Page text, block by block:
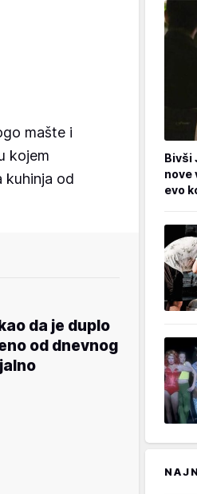
mašte i
kojem
kuhinja od
da je duplo
od dnevnog
Bivši
nove
evo